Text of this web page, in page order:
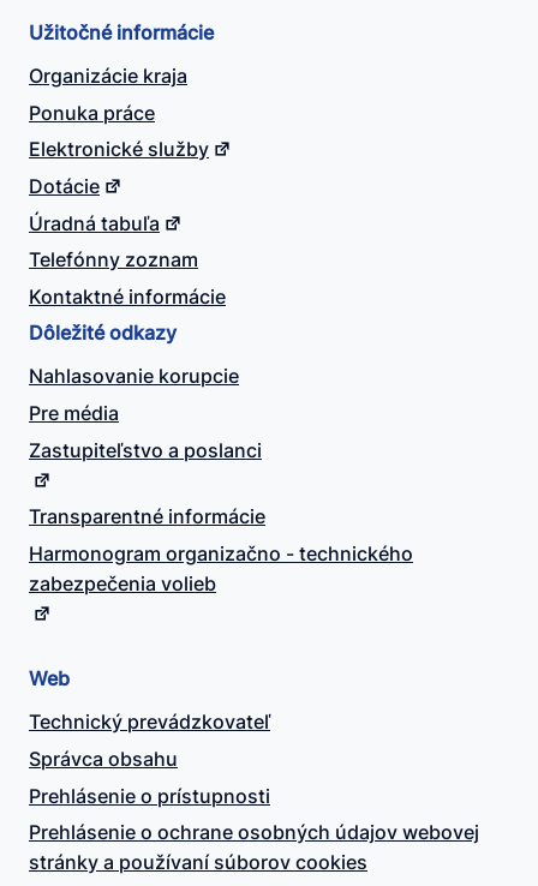
Užitočné informácie
Organizácie kraja
Ponuka práce
Elektronické služby
Dotácie
Úradná tabuľa
Telefónny zoznam
Kontaktné informácie
Dôležité odkazy
Nahlasovanie korupcie
Pre média
Zastupiteľstvo a poslanci
Transparentné informácie
Harmonogram organizačno - technického
zabezpečenia volieb
Web
Technický prevádzkovateľ
Správca obsahu
Prehlásenie o prístupnosti
Prehlásenie o ochrane osobných údajov webovej
stránky a používaní súborov cookies